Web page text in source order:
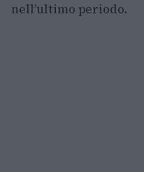
nell’ultimo periodo.